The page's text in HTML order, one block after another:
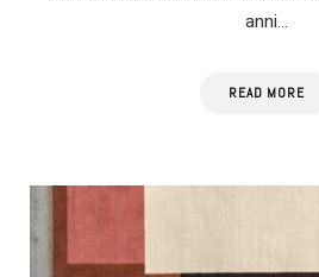
anni…
READ MORE